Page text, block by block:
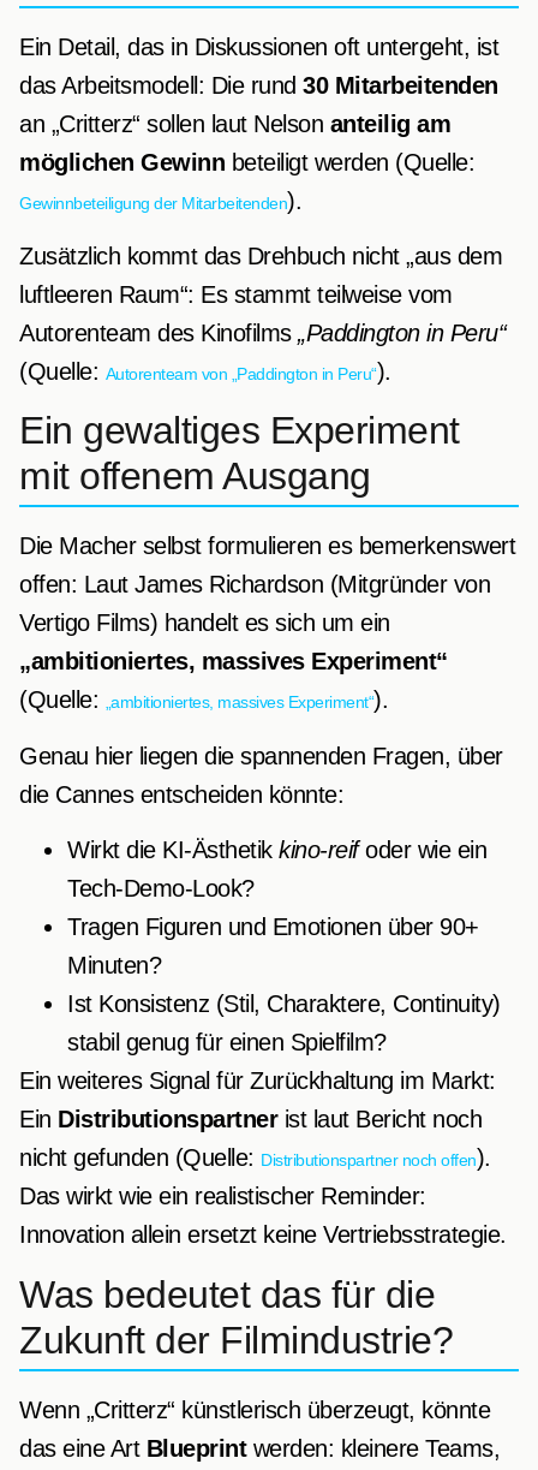
Ein Detail, das in Diskussionen oft untergeht, ist
das Arbeitsmodell: Die rund 30 Mitarbeitenden
an „Critterz“ sollen laut Nelson anteilig am
möglichen Gewinn beteiligt werden (Quelle:
Gewinnbeteiligung der Mitarbeitenden).
Zusätzlich kommt das Drehbuch nicht „aus dem
luftleeren Raum“: Es stammt teilweise vom
Autorenteam des Kinofilms „Paddington in Peru“
(Quelle: Autorenteam von „Paddington in Peru“).
Ein gewaltiges Experiment
mit offenem Ausgang
Die Macher selbst formulieren es bemerkenswert
offen: Laut James Richardson (Mitgründer von
Vertigo Films) handelt es sich um ein
„ambitioniertes, massives Experiment“
(Quelle: „ambitioniertes, massives Experiment“).
Genau hier liegen die spannenden Fragen, über
die Cannes entscheiden könnte:
Wirkt die KI-Ästhetik kino-reifoder wie ein
Tech-Demo-Look?
Tragen Figuren und Emotionen über 90+
Minuten?
Ist Konsistenz (Stil, Charaktere, Continuity)
stabil genug für einen Spielfilm?
Ein weiteres Signal für Zurückhaltung im Markt:
Ein Distributionspartnerist laut Bericht noch
nicht gefunden (Quelle: Distributionspartner noch offen).
Das wirkt wie ein realistischer Reminder:
Innovation allein ersetzt keine Vertriebsstrategie.
Was bedeutet das für die
Zukunft der Filmindustrie?
Wenn „Critterz“ künstlerisch überzeugt, könnte
das eine Art Blueprintwerden: kleinere Teams,